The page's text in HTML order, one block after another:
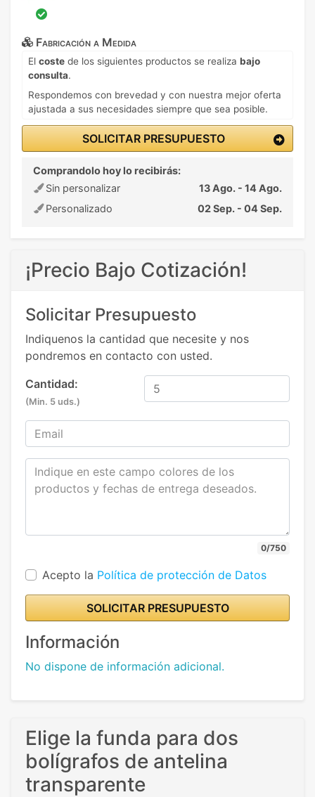
Fabricación a Medida
El coste de los siguientes productos se realiza bajo
consulta.
Respondemos con brevedad y con nuestra mejor oferta
ajustada a sus necesidades siempre que sea posible.
SOLICITAR PRESUPUESTO
Comprandolo hoy lo recibirás:
Sin personalizar
13 Ago. - 14 Ago.
Personalizado
02 Sep. - 04 Sep.
¡Precio Bajo Cotización!
Solicitar Presupuesto
Indiquenos la cantidad que necesite y nos
pondremos en contacto con usted.
Cantidad:
(Min. 5 uds.)
0/750
Acepto la Política de protección de Datos
SOLICITAR PRESUPUESTO
Información
No dispone de información adicional.
Elige la funda para dos
bolígrafos de antelina
transparente